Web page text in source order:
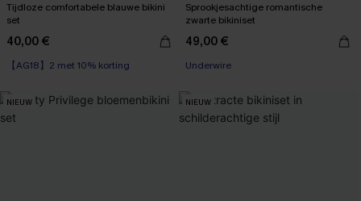
Tijdloze comfortabele blauwe bikini
set
40,00 €
【AG18】2 met 10% korting
Sprookjesachtige romantische
zwarte bikiniset
49,00 €
Underwire
NIEUW NIEUW